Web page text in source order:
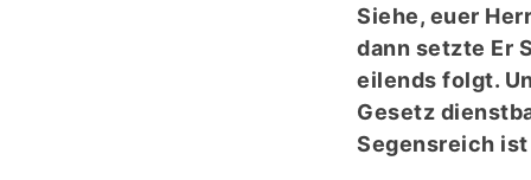
Siehe, euer
dann setzte Er
eilends folgt.
Gesetz
Segensreich